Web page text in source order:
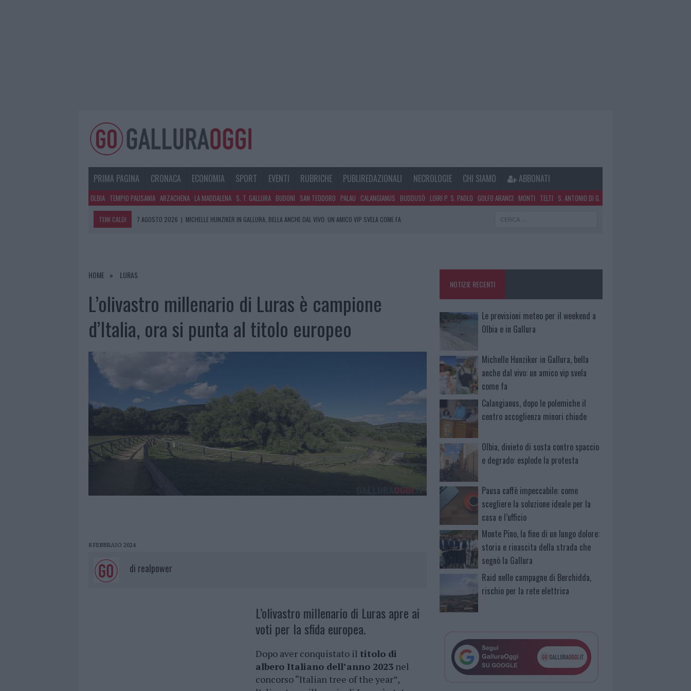
PRIMA PAGINA CRONACA ECONOMIA SPORT EVENTI RUBRICHE PUBLIREDAZIONALI NECROLOGIE CHI SIAMO ABBONATI
OLBIA TEMPIO PAUSANIA ARZACHENA LA MADDALENA S. T. GALLURA BUDONI SAN TEODORO PALAU CALANGIANUS BUDDUSÒ LOIRI P. S. PAOLO GOLFO ARANCI MONTI TELTI S. ANTONIO DI G.
TEMI CALDI 7 AGOSTO 2026 | MICHELLE HUNZIKER IN GALLURA, BELLA ANCHE DAL VIVO: UN AMICO VIP SVELA COME FA
7 AGOSTO 2026
HOME LURAS
L’olivastro millenario di Luras è campione
d’Italia, ora si punta al titolo europeo
8 FEBBRAIO 2024
di realpower
L’olivastro millenario di Luras apre ai
voti per la sfida europea.
Dopo aver conquistato il titolo di
albero Italiano dell’anno 2023 nel
concorso “Italian tree of the year”,
NOTIZIE RECENTI
Le previsioni meteo per il weekend a
Olbia e in Gallura
Michelle Hunziker in Gallura, bella
anche dal vivo: un amico vip svela
come fa
Calangianus, dopo le polemiche il
centro accoglienza minori chiude
Olbia, divieto di sosta contro spaccio
e degrado: esplode la protesta
Pausa caffè impeccabile: come
scegliere la soluzione ideale per la
casa e l’ufficio
Monte Pino, la fine di un lungo dolore:
storia e rinascita della strada che
segnò la Gallura
Raid nelle campagne di Berchidda,
rischio per la rete elettrica